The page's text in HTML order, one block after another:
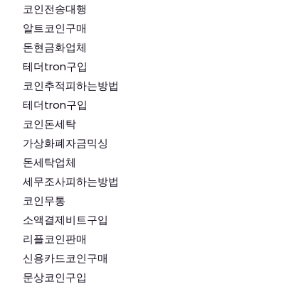
코인전송대행
알트코인구매
돈현금화업체
테더tron구입
코인추적피하는방법
테더tron구입
코인돈세탁
가상화폐자금믹싱
돈세탁업체
세무조사피하는방법
코인무통
소액결제비트구입
리플코인판매
신용카드코인구매
문상코인구입